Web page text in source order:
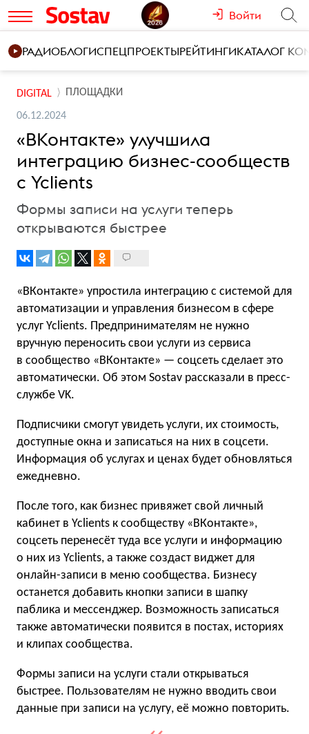
Войти
РАДИОБЛОГИСПЕЦПРОЕКТЫРЕЙТИНГИКАТАЛОГ
DIGITAL ПЛОЩАДКИ
06.12.2024
«ВКонтакте» улучшила
интеграцию бизнес-сообществ
с Yclients
Формы записи на услуги теперь
открываются быстрее
«ВКонтакте» упростила интеграцию с системой для
автоматизации и управления бизнесом в сфере
услуг Yclients. Предпринимателям не нужно
вручную переносить свои услуги из сервиса
в сообщество «ВКонтакте» — соцсеть сделает это
автоматически. Об этом Sostav рассказали в пресс-
службе VK.
Подписчики смогут увидеть услуги, их стоимость,
доступные окна и записаться на них в соцсети.
Информация об услугах и ценах будет обновляться
ежедневно.
После того, как бизнес привяжет свой личный
кабинет в Yclients к сообществу «ВКонтакте»,
соцсеть перенесёт туда все услуги и информацию
о них из Yclients, а также создаст виджет для
онлайн-записи в меню сообщества. Бизнесу
останется добавить кнопки записи в шапку
паблика и мессенджер. Возможность записаться
также автоматически появится в постах, историях
и клипах сообщества.
Формы записи на услуги стали открываться
быстрее. Пользователям не нужно вводить свои
данные при записи на услугу, её можно повторить.